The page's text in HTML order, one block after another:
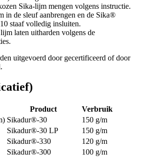
Sika-lijm mengen volgens instructie.
in de sleuf aanbrengen en de Sika®
staaf volledig insluiten.
laten uitharden volgens de
uitgevoerd door gecertificeerd of door
Product
Verbruik
Sikadur®-30
150 g/m
Sikadur®-30 LP
150 g/m
Sikadur®-330
120 g/m
Sikadur®-300
100 g/m